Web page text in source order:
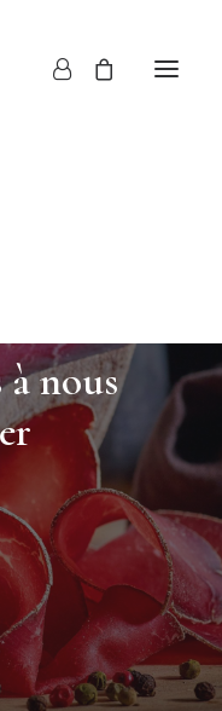
nous